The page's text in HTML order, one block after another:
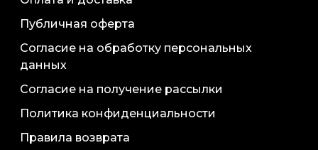
Публичная оферта
Согласие на обработку персональных
данных
Согласие на получение рассылки
Политика конфиденциальности
Правила возврата